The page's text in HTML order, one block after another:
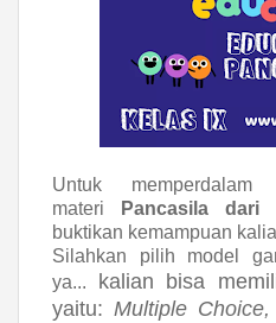
Untuk memperdalam
materi
Pancasila
buktikan kemampuan
Silahkan pilih model
ya...
kalian bisa
yaitu: Multiple